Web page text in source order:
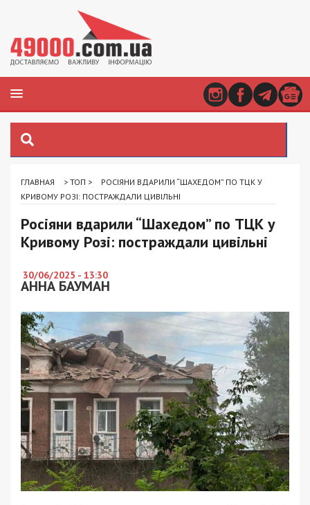
ГЛАВНАЯ > ТОП >
РОСІЯНИ ВДАРИЛИ “ШАХЕДОМ” ПО ТЦК У
КРИВОМУ РОЗІ: ПОСТРАЖДАЛИ ЦИВІЛЬНІ
Росіяни вдарили “Шахедом” по ТЦК у
Кривому Розі: постраждали цивільні
30/06/2025 - 13:30
АННА БАУМАН